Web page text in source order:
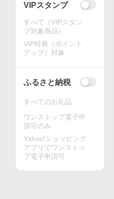
VIPスタンプ
すべて（VIPスタン
プ対象商品）
VIP特典（ポイント
アップ）対象
ふるさと納税
すべてのお礼品
ワンストップ電子申
請可のみ
Yahoo!ショッピング
アプリでワンストッ
プ電子申請可